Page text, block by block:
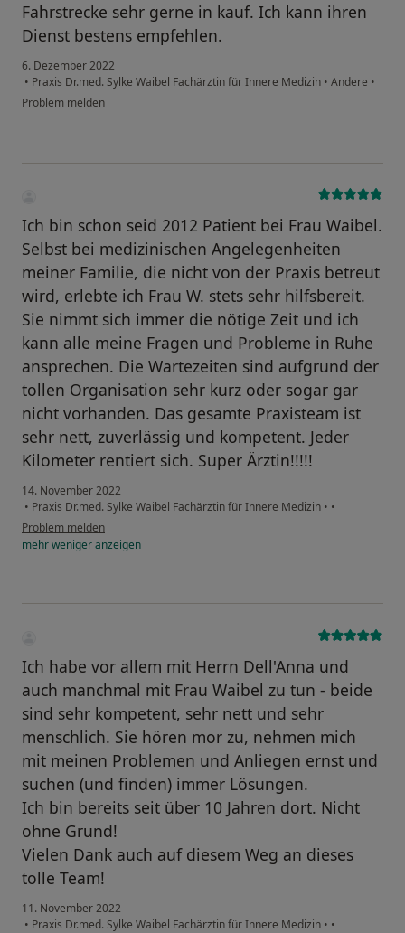
Fahrstrecke sehr gerne in kauf. Ich kann ihren
Dienst bestens empfehlen.
6. Dezember 2022
• Praxis Dr.med. Sylke Waibel Fachärztin für Innere Medizin • Andere •
Problem melden
Ich bin schon seid 2012 Patient bei Frau Waibel.
Selbst bei medizinischen Angelegenheiten
meiner Familie, die nicht von der Praxis betreut
wird, erlebte ich Frau W. stets sehr hilfsbereit.
Sie nimmt sich immer die nötige Zeit und ich
kann alle meine Fragen und Probleme in Ruhe
ansprechen. Die Wartezeiten sind aufgrund der
tollen Organisation sehr kurz oder sogar gar
nicht vorhanden. Das gesamte Praxisteam ist
sehr nett, zuverlässig und kompetent. Jeder
Kilometer rentiert sich. Super Ärztin!!!!!
14. November 2022
• Praxis Dr.med. Sylke Waibel Fachärztin für Innere Medizin • •
Problem melden
mehrwenigeranzeigen
Ich habe vor allem mit Herrn Dell'Anna und
auch manchmal mit Frau Waibel zu tun - beide
sind sehr kompetent, sehr nett und sehr
menschlich. Sie hören mor zu, nehmen mich
mit meinen Problemen und Anliegen ernst und
suchen (und finden) immer Lösungen.
Ich bin bereits seit über 10 Jahren dort. Nicht
ohne Grund!
Vielen Dank auch auf diesem Weg an dieses
tolle Team!
11. November 2022
• Praxis Dr.med. Sylke Waibel Fachärztin für Innere Medizin • •